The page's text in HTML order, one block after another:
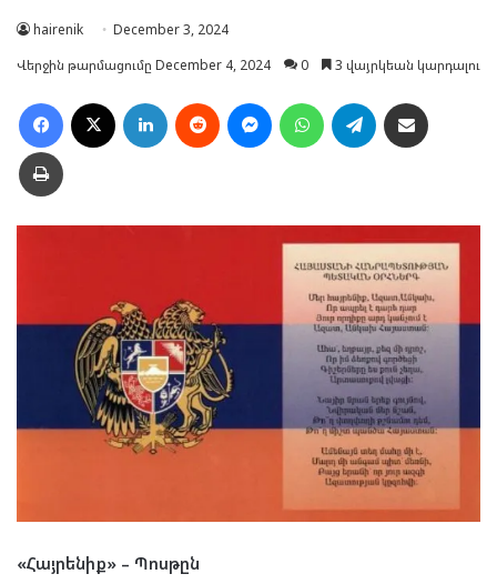
hairenik
December 3, 2024
Վերջին թարմացումը December 4, 2024
0 3 վայրկեան կարդալու
Facebook LinkedIn Reddit MessengerWhatsAppTelegram
Տպել
«Հայրենիք» – Պոսթըն